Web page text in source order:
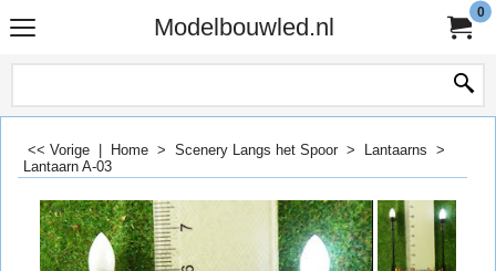
Modelbouwled.nl
0
<< Vorige Home > Scenery Langs het Spoor > Lantaarns >
Lantaarn A-03